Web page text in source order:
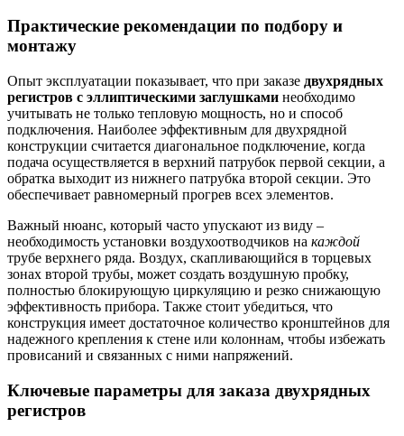
Практические рекомендации по подбору и
монтажу
Опыт эксплуатации показывает, что при заказе двухрядных
регистров с эллиптическими заглушками необходимо
учитывать не только тепловую мощность, но и способ
подключения. Наиболее эффективным для двухрядной
конструкции считается диагональное подключение, когда
подача осуществляется в верхний патрубок первой секции, а
обратка выходит из нижнего патрубка второй секции. Это
обеспечивает равномерный прогрев всех элементов.
Важный нюанс, который часто упускают из виду –
необходимость установки воздухоотводчиков на каждой
трубе верхнего ряда. Воздух, скапливающийся в торцевых
зонах второй трубы, может создать воздушную пробку,
полностью блокирующую циркуляцию и резко снижающую
эффективность прибора. Также стоит убедиться, что
конструкция имеет достаточное количество кронштейнов для
надежного крепления к стене или колоннам, чтобы избежать
провисаний и связанных с ними напряжений.
Ключевые параметры для заказа двухрядных
регистров